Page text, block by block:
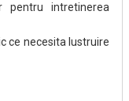
pentru intretinerea
ce necesita lustruire